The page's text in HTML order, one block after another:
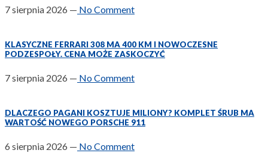
7 sierpnia 2026 — No Comment
KLASYCZNE FERRARI 308 MA 400 KM I NOWOCZESNE
PODZESPOŁY. CENA MOŻE ZASKOCZYĆ
7 sierpnia 2026 — No Comment
DLACZEGO PAGANI KOSZTUJE MILIONY? KOMPLET ŚRUB MA
WARTOŚĆ NOWEGO PORSCHE 911
6 sierpnia 2026 — No Comment